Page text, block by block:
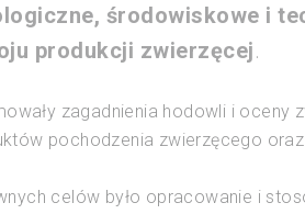
środowiskowe i
produkcji zwierzęcej.
zagadnienia hodowli i oceny
pochodzenia zwierzęcego
celów było opracowanie i